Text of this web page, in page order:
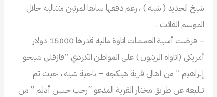
شيخ الحديد ( شيه ) ، رغم دفعها سابقا لمرتين متتالية خلال
الموسم الفائت .
– فرضت أمنية العمشات اتاوة مالية قدرها 15000 دولار
أمريكي (اتاواة الزيتون ) على المواطن الكردي “قازقلي شيخو
إبراهيم ” من أهالي قرية هيكجه – ناحية شيه ، حيث تم
تبليغه عن طريق مختار القرية المدعو “رجب حسن أدلم ” من